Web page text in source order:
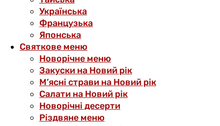
Українська
Французька
Японська
Святкове меню
Новорічне меню
Закуски на Новий рік
М’ясні страви на Новий рік
Салати на Новий рік
Новорічні десерти
Різдвяне меню